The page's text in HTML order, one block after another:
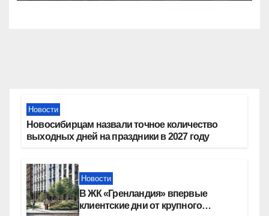
Новости
Новосибирцам назвали точное количество
выходных дней на праздники в 2027 году
Новости
В ЖК «Гренландия» впервые
клиентские дни от крупного